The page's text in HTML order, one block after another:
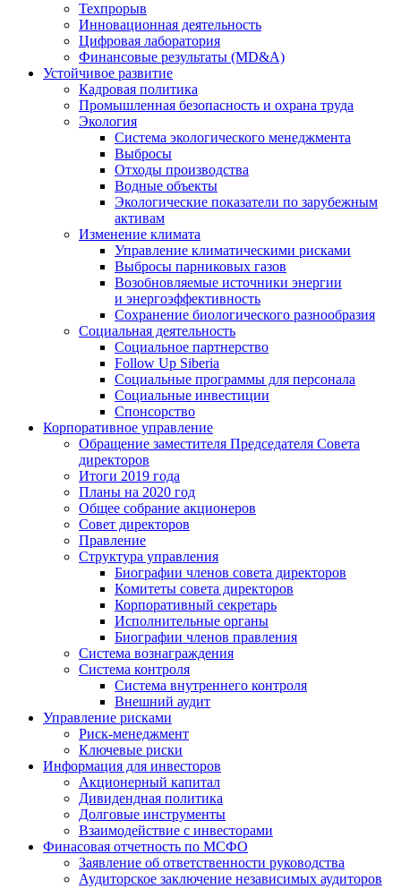
Техпрорыв
Инновационная деятельность
Цифровая лаборатория
Финансовые результаты (MD&A)
Устойчивое развитие
Кадровая политика
Промышленная безопасность и охрана труда
Экология
Система экологического менеджмента
Выбросы
Отходы производства
Водные объекты
Экологические показатели по зарубежным
активам
Изменение климата
Управление климатическими рисками
Выбросы парниковых газов
Возобновляемые источники энергии
и энергоэффективность
Сохранение биологического разнообразия
Социальная деятельность
Социальное партнерство
Follow Up Siberia
Социальные программы для персонала
Социальные инвестиции
Спонсорство
Корпоративное управление
Обращение заместителя Председателя Совета
директоров
Итоги 2019 года
Планы на 2020 год
Общее собрание акционеров
Совет директоров
Правление
Структура управления
Биографии членов совета директоров
Комитеты совета директоров
Корпоративный секретарь
Исполнительные органы
Биографии членов правления
Система вознаграждения
Система контроля
Система внутреннего контроля
Внешний аудит
Управление рисками
Риск-менеджмент
Ключевые риски
Информация для инвесторов
Акционерный капитал
Дивидендная политика
Долговые инструменты
Взаимодействие с инвеcторами
Финасовая отчетность по МСФО
Заявление об ответственности руководства
Аудиторское заключение независимых аудиторов